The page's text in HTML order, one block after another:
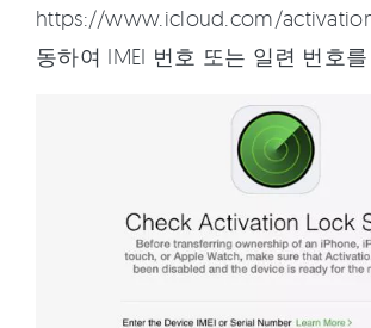
https://www.icloud.com/
동하여 IMEI 번호 또는 일련 번호